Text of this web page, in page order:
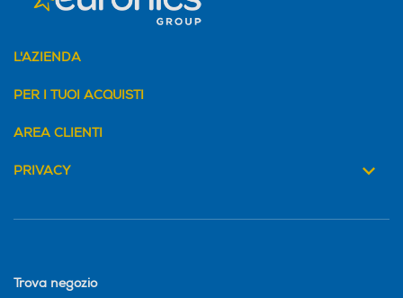
L'AZIENDA
PER I TUOI ACQUISTI
AREA CLIENTI
PRIVACY
Trova negozio